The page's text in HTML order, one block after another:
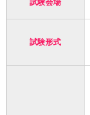
試験会場
試験形式